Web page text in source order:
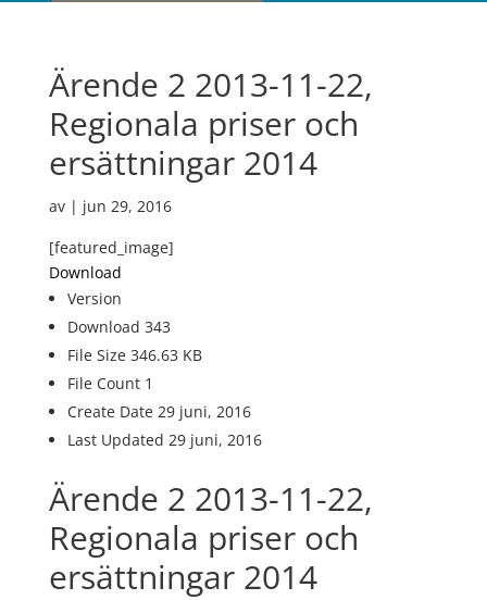
Ärende 2 2013-11-22,
Regionala priser och
ersättningar 2014
av | jun 29, 2016
[featured_image]
Download
Version
Download 343
File Size 346.63 KB
File Count 1
Create Date 29 juni, 2016
Last Updated 29 juni, 2016
Ärende 2 2013-11-22,
Regionala priser och
ersättningar 2014